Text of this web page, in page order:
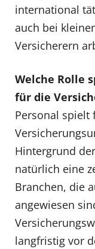
international
auch bei
Versicherern
Welche Rolle
für die
Personal spielt
Hintergrund
natürlich eine
Branchen, die
angewiesen
langfristig vor